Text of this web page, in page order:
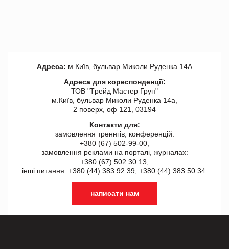
Адреса: м.Київ, бульвар Миколи Руденка 14А
Адреса для кореспонденції:
ТОВ "Tрейд Мастер Груп"
м.Київ, бульвар Миколи Руденка 14а,
2 поверх, оф 121, 03194
Контакти для:
замовлення треннгів, конференцій:
+380 (67) 502-99-00,
замовлення реклами на порталі, журналах:
+380 (67) 502 30 13,
інші питання: +380 (44) 383 92 39, +380 (44) 383 50 34.
написати нам